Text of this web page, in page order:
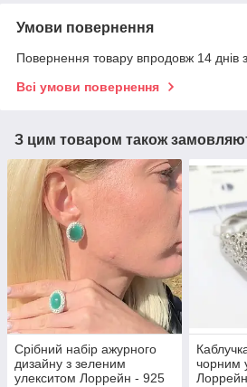
Умови повернення
Повернення товару впродовж 14 днів
Всі умови повернення
З цим товаром також
Срібний набір ажурного
дизайну з зеленим
улекситом Лоррейн - 925
чорним
Лоррейн